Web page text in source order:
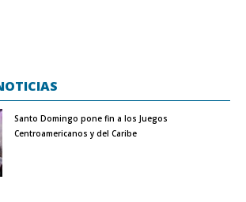
Santo Domingo pone fin a los Juegos
Centroamericanos y del Caribe